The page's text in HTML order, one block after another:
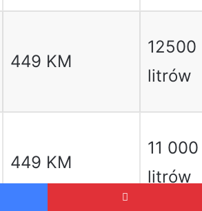
449 KM
12500
litrów
449 KM
11 000
litrów